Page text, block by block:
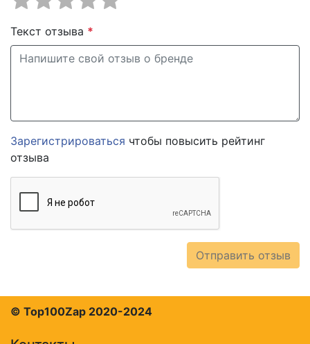
Текст отзыва *
Зарегистрироваться чтобы повысить рейтинг
отзыва
Отправить отзыв
© Top100Zap 2020-2024